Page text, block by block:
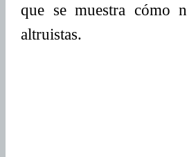
que se muestra cómo
altruistas.